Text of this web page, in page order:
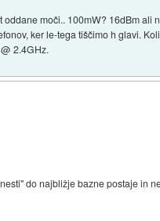
moči.. 100mW? 16dBm ali
ker le-tega tiščimo h glavi.
2.4GHz.
do najbližje bazne postaje in